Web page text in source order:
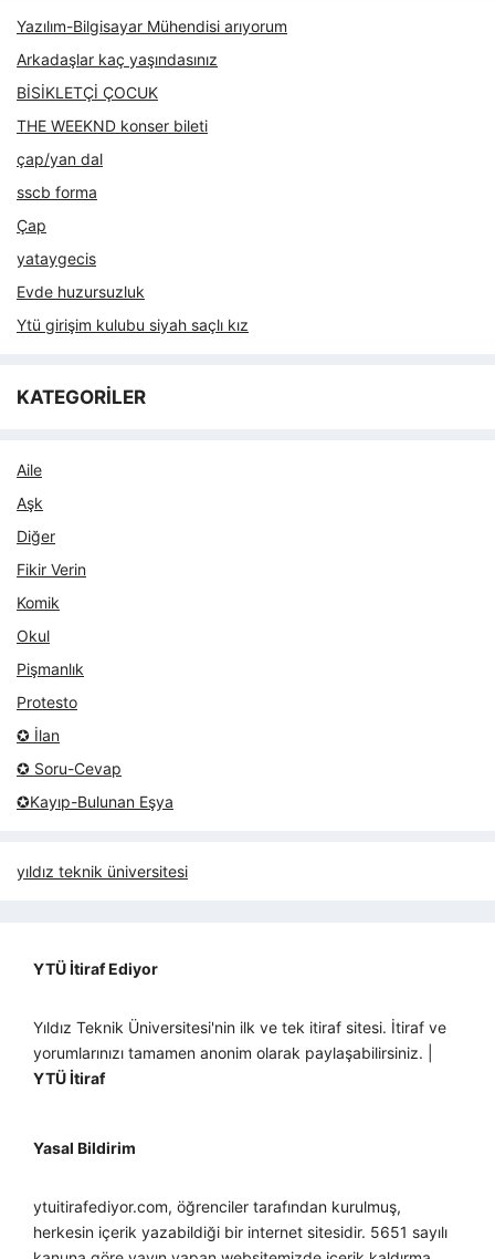
Yazılım-Bilgisayar Mühendisi arıyorum
Arkadaşlar kaç yaşındasınız
BİSİKLETÇİ ÇOCUK
THE WEEKND konser bileti
çap/yan dal
sscb forma
Çap
yataygecis
Evde huzursuzluk
Ytü girişim kulubu siyah saçlı kız
KATEGORİLER
Aile
Aşk
Diğer
Fikir Verin
Komik
Okul
Pişmanlık
Protesto
✪ İlan
✪ Soru-Cevap
✪Kayıp-Bulunan Eşya
yıldız teknik üniversitesi
YTÜ İtiraf Ediyor
Yıldız Teknik Üniversitesi'nin ilk ve tek itiraf sitesi. İtiraf ve
yorumlarınızı tamamen anonim olarak paylaşabilirsiniz. |
YTÜ İtiraf
Yasal Bildirim
ytuitirafediyor.com, öğrenciler tarafından kurulmuş,
herkesin içerik yazabildiği bir internet sitesidir. 5651 sayılı